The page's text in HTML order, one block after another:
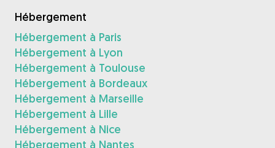
Hébergement
Hébergement à Paris
Hébergement à Lyon
Hébergement à Toulouse
Hébergement à Bordeaux
Hébergement à Marseille
Hébergement à Lille
Hébergement à Nice
Hébergement à Nantes